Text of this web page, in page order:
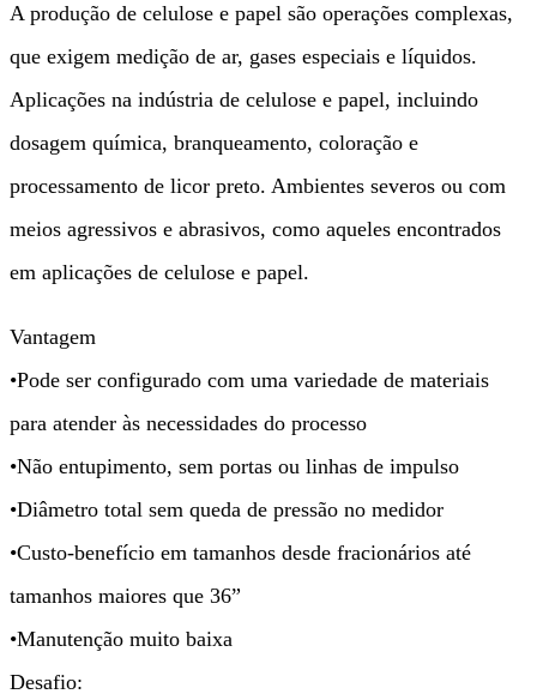
A produção de celulose e papel são operações complexas,
que exigem medição de ar, gases especiais e líquidos.
Aplicações na indústria de celulose e papel, incluindo
dosagem química, branqueamento, coloração e
processamento de licor preto. Ambientes severos ou com
meios agressivos e abrasivos, como aqueles encontrados
em aplicações de celulose e papel.
Vantagem
•Pode ser configurado com uma variedade de materiais
para atender às necessidades do processo
•Não entupimento, sem portas ou linhas de impulso
•Diâmetro total sem queda de pressão no medidor
•Custo-benefício em tamanhos desde fracionários até
tamanhos maiores que 36”
•Manutenção muito baixa
Desafio: